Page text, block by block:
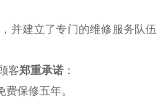
并建立了专门的维修服务队
客郑重承诺 ：
保修五年。